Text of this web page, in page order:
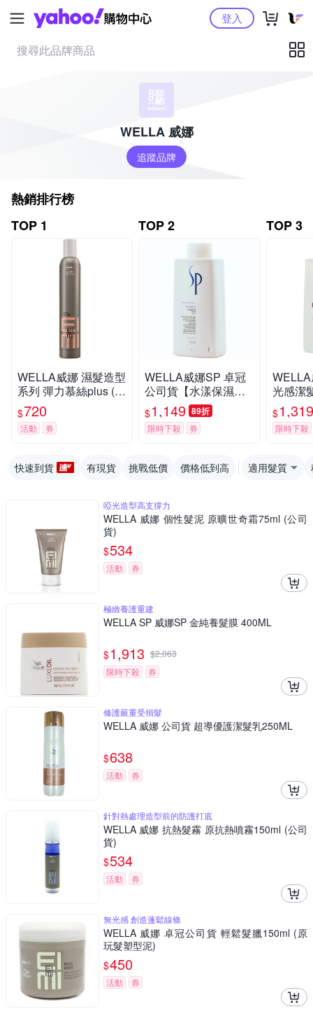
Yahoo購物中心登入
WELLA 威娜
追蹤品牌
熱銷排行榜
TOP 1
WELLA威娜 濕髮造型
系列 彈力慕絲plus (原
彈力塑型慕絲) 500ml
公司貨
$720
活動 券
TOP 2
WELLA威娜SP 卓冠
公司貨【水漾保濕潔
髮乳1000ML】附壓頭
$1,149 89折
限時下殺 券
TOP 3
光感潔
(原3D
冠公司
$1,319
限時下殺
快速到貨 有現貨 挑戰低價 價格低到高 適用髮質
啞光造型高支撐力
WELLA 威娜 個性髮泥 原曠世奇霜75ml (公司
貨)
$534
活動 券
極緻養護重建
WELLA SP 威娜SP 金純養髮膜 400ML
$1,913 $2,063
限時下殺
券
修護嚴重受損髮
WELLA 威娜 公司貨 超導優護潔髮乳250ML
$638
活動 券
針對熱處理造型前的防護打底
WELLA 威娜 抗熱髮霧 原抗熱噴霧150ml (公司
貨)
$534
活動 券
無光感 創造蓬鬆線條
WELLA 威娜 卓冠公司貨 輕鬆髮臘150ml (原
玩髮塑型泥)
$450
活動 券